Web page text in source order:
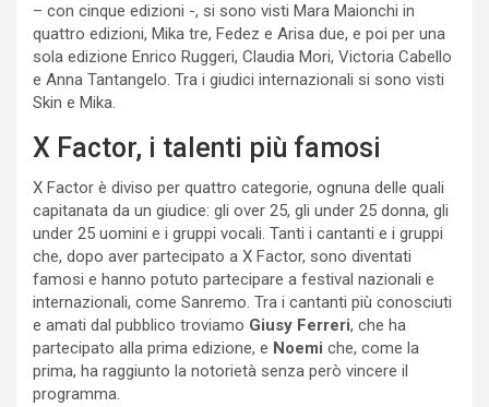
– con cinque edizioni -, si sono visti Mara Maionchi in
quattro edizioni, Mika tre, Fedez e Arisa due, e poi per una
sola edizione Enrico Ruggeri, Claudia Mori, Victoria Cabello
e Anna Tantangelo. Tra i giudici internazionali si sono visti
Skin e Mika.
X Factor, i talenti più famosi
X Factor è diviso per quattro categorie, ognuna delle quali
capitanata da un giudice: gli over 25, gli under 25 donna, gli
under 25 uomini e i gruppi vocali. Tanti i cantanti e i gruppi
che, dopo aver partecipato a X Factor, sono diventati
famosi e hanno potuto partecipare a festival nazionali e
internazionali, come Sanremo. Tra i cantanti più conosciuti
e amati dal pubblico troviamo Giusy Ferreri, che ha
partecipato alla prima edizione, e Noemi che, come la
prima, ha raggiunto la notorietà senza però vincere il
programma.